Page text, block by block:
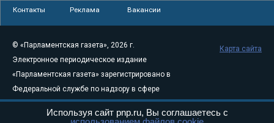
Контакты Реклама Вакансии
© «Парламентская газета», 2026 г.
Электронное периодическое издание
«Парламентская газета» зарегистрировано в
Федеральной службе по надзору в сфере
связи, информационных технологий и
массовых коммуникаций (Роскомнадзор) 05
Карта сайта
Используя сайт pnp.ru, Вы соглашаетесь с